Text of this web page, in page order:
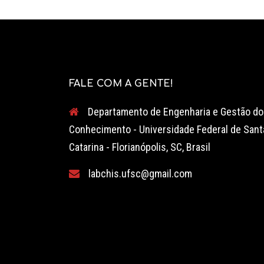
FALE COM A GENTE!
Departamento de Engenharia e Gestão do
Conhecimento - Universidade Federal de
Catarina - Florianópolis, SC, Brasil
labchis.ufsc@gmail.com